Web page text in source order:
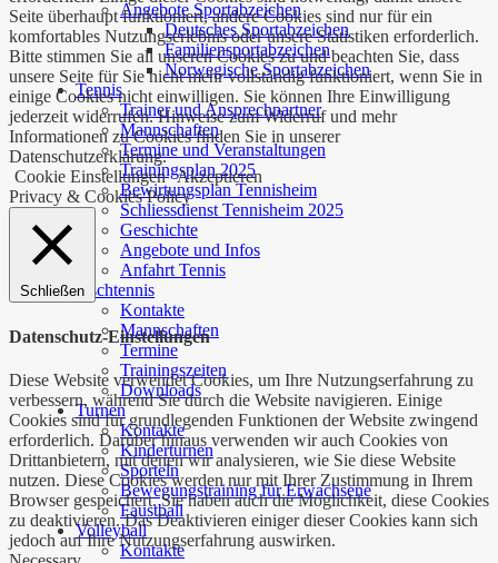
Angebote Sportabzeichen
Deutsches Sportabzeichen
Familiensportabzeichen
Norwegische Sportabzeichen
Tennis
Trainer und Ansprechpartner
Mannschaften
Termine und Veranstaltungen
Trainingsplan 2025
Bewirtungsplan Tennisheim
Schliessdienst Tennisheim 2025
Geschichte
Angebote und Infos
Anfahrt Tennis
Tischtennis
Kontakte
Mannschaften
Termine
Trainingszeiten
Downloads
Turnen
Kontakte
Kinderturnen
Sporteln
Bewegungstraining für Erwachsene
Faustball
Volleyball
Kontakte
Seite überhaupt funktioniert, andere Cookies sind nur für ein
komfortables Nutzungserlebnis oder unsere Statistiken erforderlich.
Bitte stimmen Sie all unseren Cookies zu und beachten Sie, dass
unsere Seite für Sie nicht mehr vollständig funktioniert, wenn Sie in
einige Cookies nicht einwilligen. Sie können Ihre Einwilligung
jederzeit widerrufen. Hinweise zum Widerruf und mehr
Informationen zu Cookies finden Sie in unserer
Datenschutzerklärung.
Cookie Einstellungen Akzeptieren
Privacy & Cookies Policy
Schließen
Datenschutz-Einstellungen
Diese Website verwendet Cookies, um Ihre Nutzungserfahrung zu
verbessern, während Sie durch die Website navigieren. Einige
Cookies sind für grundlegenden Funktionen der Website zwingend
erforderlich. Darüber hinaus verwenden wir auch Cookies von
Drittanbietern, mit denen wir analysieren, wie Sie diese Website
nutzen. Diese Cookies werden nur mit Ihrer Zustimmung in Ihrem
Browser gespeichert. Sie haben auch die Möglichkeit, diese Cookies
zu deaktivieren. Das Deaktivieren einiger dieser Cookies kann sich
jedoch auf Ihre Nutzungserfahrung auswirken.